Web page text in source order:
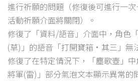
進行祈願的問題（修復後可進行一
活動祈願介面將關閉）。
修復了「資料/語音」介面中，角色
(草)」的語音「打開寶箱·其三」無
修復了在特定情況下，「塵歌壺」
將軍(雷)」部分氣泡文本顯示異常的